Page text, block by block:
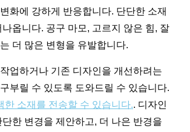
화에 강하게 반응합니다. 단단한 소재
옵니다. 공구 마모, 고르지 않은 힘, 잘
더 많은 변형을 유발합니다.
업하거나 기존 디자인을 개선하려는
부릴 수 있도록 도와드릴 수 있습니다.
한 소재를 전송할 수 있습니다.. 디자인
한 변경을 제안하고, 더 나은 반경을